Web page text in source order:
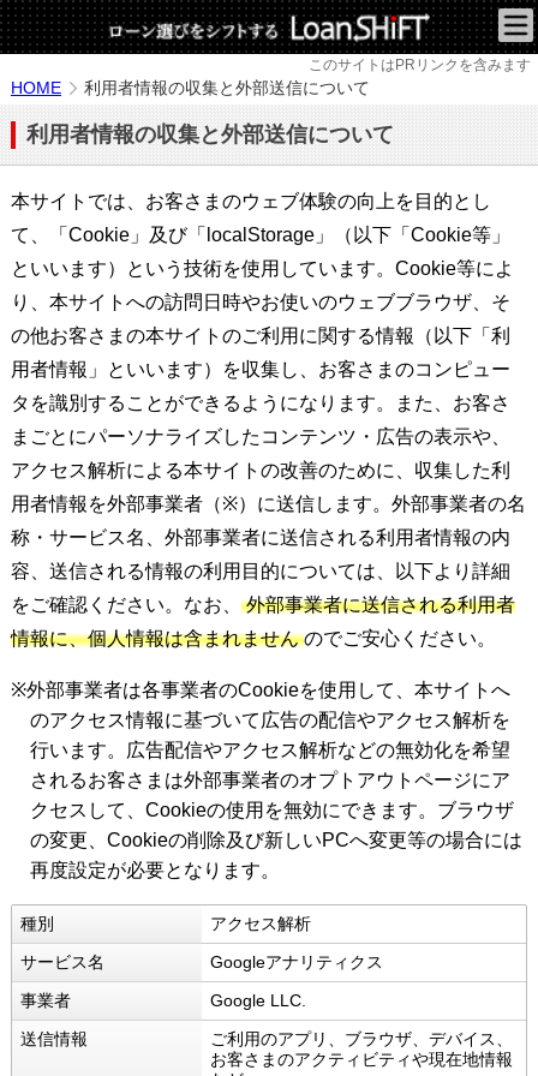
このサイトはPRリンクを含みます
HOME 利用者情報の収集と外部送信について
利用者情報の収集と外部送信について
本サイトでは、お客さまのウェブ体験の向上を目的とし
て、「Cookie」及び「localStorage」（以下「Cookie等」
といいます）という技術を使用しています。Cookie等によ
り、本サイトへの訪問日時やお使いのウェブブラウザ、そ
の他お客さまの本サイトのご利用に関する情報（以下「利
用者情報」といいます）を収集し、お客さまのコンピュー
タを識別することができるようになります。また、お客さ
まごとにパーソナライズしたコンテンツ・広告の表示や、
アクセス解析による本サイトの改善のために、収集した利
用者情報を外部事業者（※）に送信します。外部事業者の名
称・サービス名、外部事業者に送信される利用者情報の内
容、送信される情報の利用目的については、以下より詳細
をご確認ください。なお、
外部事業者に送信される利用者
情報に、個人情報は含まれません のでご安心ください。
※外部事業者は各事業者のCookieを使用して、本サイトへ
のアクセス情報に基づいて広告の配信やアクセス解析を
行います。広告配信やアクセス解析などの無効化を希望
されるお客さまは外部事業者のオプトアウトページにア
クセスして、Cookieの使用を無効にできます。ブラウザ
の変更、Cookieの削除及び新しいPCへ変更等の場合には
再度設定が必要となります。
種別
アクセス解析
サービス名
Googleアナリティクス
事業者
Google LLC.
送信情報
ご利用のアプリ、ブラウザ、デバイス、
お客さまのアクティビティや現在地情報